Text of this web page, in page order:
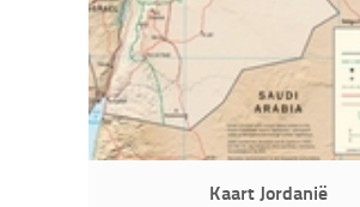
Kaart Jordanië